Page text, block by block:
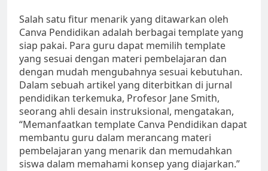
Salah satu fitur menarik yang ditawarkan oleh
Canva Pendidikan adalah berbagai template yang
siap pakai. Para guru dapat memilih template
yang sesuai dengan materi pembelajaran dan
dengan mudah mengubahnya sesuai kebutuhan.
Dalam sebuah artikel yang diterbitkan di jurnal
pendidikan terkemuka, Profesor Jane Smith,
seorang ahli desain instruksional, mengatakan,
“Memanfaatkan template Canva Pendidikan dapat
membantu guru dalam merancang materi
pembelajaran yang menarik dan memudahkan
siswa dalam memahami konsep yang diajarkan.”